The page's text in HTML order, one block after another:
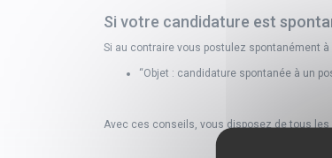
Si votre candidature est
Si au contraire vous postulez spontanément
“Objet : candidature spontanée à un
Avec ces conseils, vous disposez de tous